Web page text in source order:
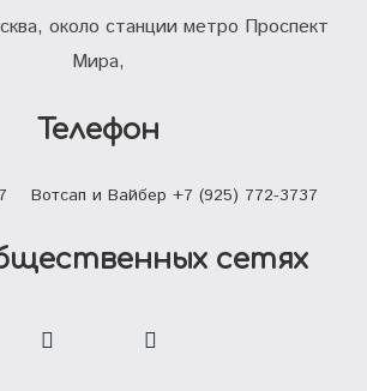
около станции метро Проспект
Мира,
Телефон
Вотсап и Вайбер +7 (925) 772-3737
сетях